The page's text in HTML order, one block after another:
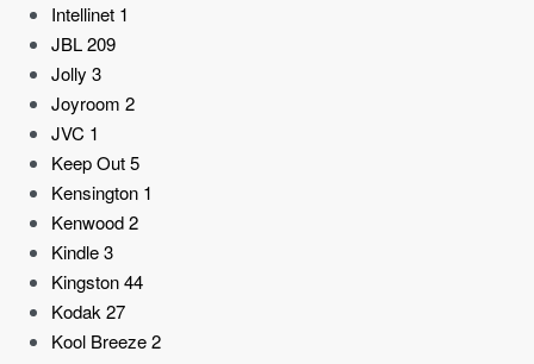
Intellinet 1
JBL209
Jolly 3
Joyroom 2
JVC 1
Keep Out5
Kensington 1
Kenwood2
Kindle3
Kingston44
Kodak27
Kool Breeze2